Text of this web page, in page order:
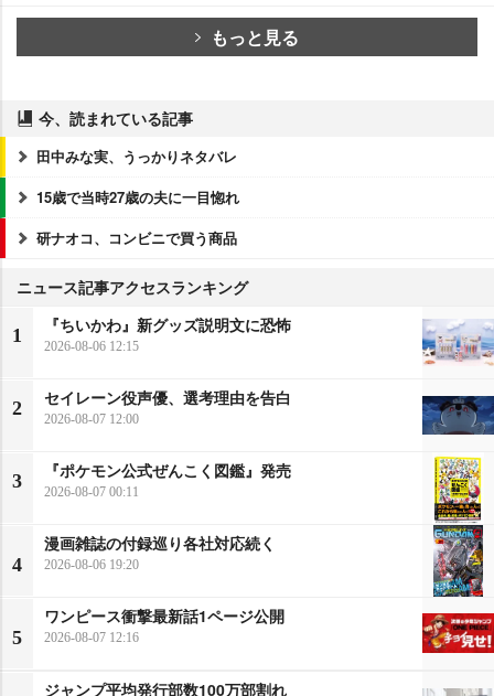
もっと見る
今、読まれている記事
田中みな実、うっかりネタバレ
15歳で当時27歳の夫に一目惚れ
研ナオコ、コンビニで買う商品
ニュース記事アクセスランキング
1
『ちいかわ』新グッズ説明文に恐怖
2026-08-06 12:15
2
セイレーン役声優、選考理由を告白
2026-08-07 12:00
3
『ポケモン公式ぜんこく図鑑』発売
2026-08-07 00:11
4
漫画雑誌の付録巡り各社対応続く
2026-08-06 19:20
5
ワンピース衝撃最新話1ページ公開
2026-08-07 12:16
ジャンプ平均発行部数100万部割れ